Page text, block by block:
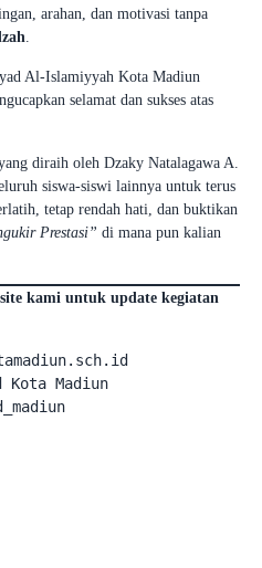
arahan, dan motivasi tanpa
.
Al-Islamiyyah Kota Madiun
selamat dan sukses atas
diraih oleh Dzaky Natalagawa A.
siswa-siswi lainnya untuk terus
tetap rendah hati, dan buktikan
Prestasi” di mana pun kalian
kami untuk update kegiatan
Madiun